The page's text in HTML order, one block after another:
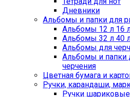
Дневники
Альбомы и папки для
Альбомы 12 л 16
Альбомы 32 л 40
Альбомы для
Альбомы и папки
черчения
Цветная бумага и
Ручки, карандаши,
Ручки шариковые